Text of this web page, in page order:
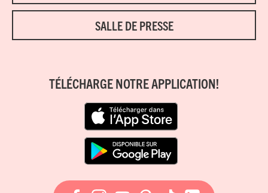
SALLE DE PRESSE
TÉLÉCHARGE NOTRE APPLICATION!